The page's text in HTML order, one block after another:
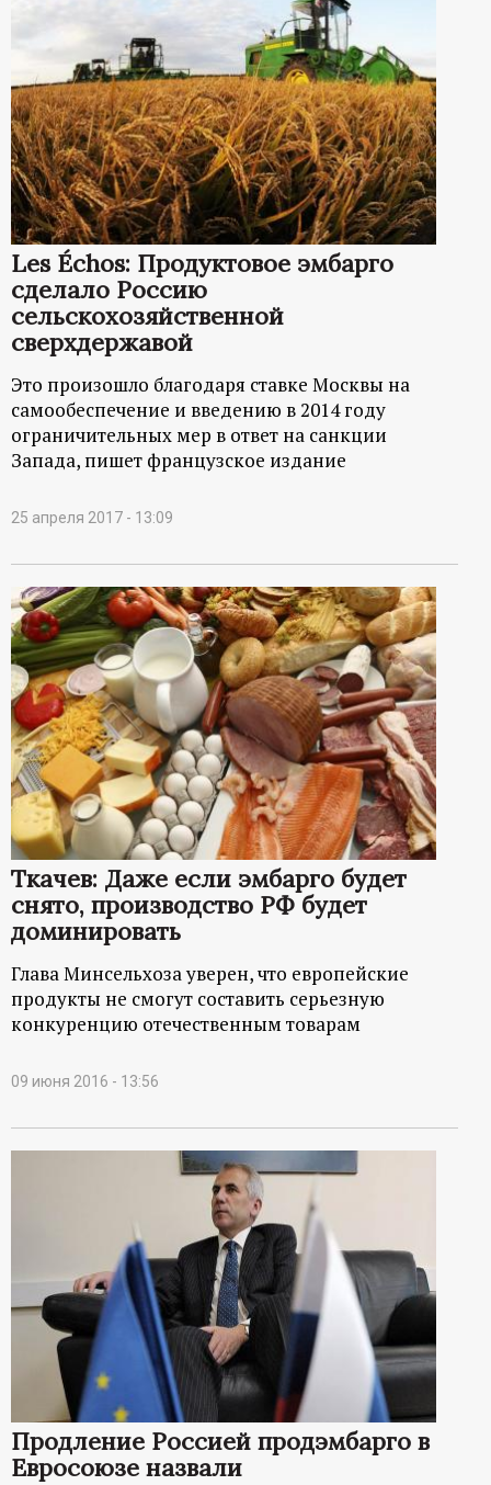
Les Échos: Продуктовое эмбарго
сделало Россию
сельскохозяйственной
сверхдержавой
Это произошло благодаря ставке Москвы на
самообеспечение и введению в 2014 году
ограничительных мер в ответ на санкции
Запада, пишет французское издание
25 апреля 2017 - 13:09
Ткачев: Даже если эмбарго будет
снято, производство РФ будет
доминировать
Глава Минсельхоза уверен, что европейские
продукты не смогут составить серьезную
конкуренцию отечественным товарам
09 июня 2016 - 13:56
Продление Россией продэмбарго в
Евросоюзе назвали